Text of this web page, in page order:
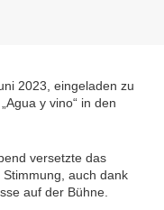
2023, eingeladen zu
y vino“ in den
versetzte das
auch dank
auf der Bühne.